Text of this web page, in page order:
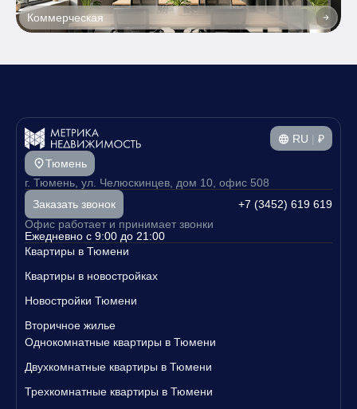
Коммерческая
RU | ₽
Тюмень
г. Тюмень, ул. Челюскинцев, дом 10, офис 508
Заказать звонок
+7 (3452) 619 619
Офис работает и принимает звонки
Ежедневно с 9:00 до 21:00
Квартиры в Тюмени
Квартиры в новостройках
Новостройки Тюмени
Вторичное жилье
Однокомнатные квартиры в Тюмени
Двухкомнатные квартиры в Тюмени
Трехкомнатные квартиры в Тюмени